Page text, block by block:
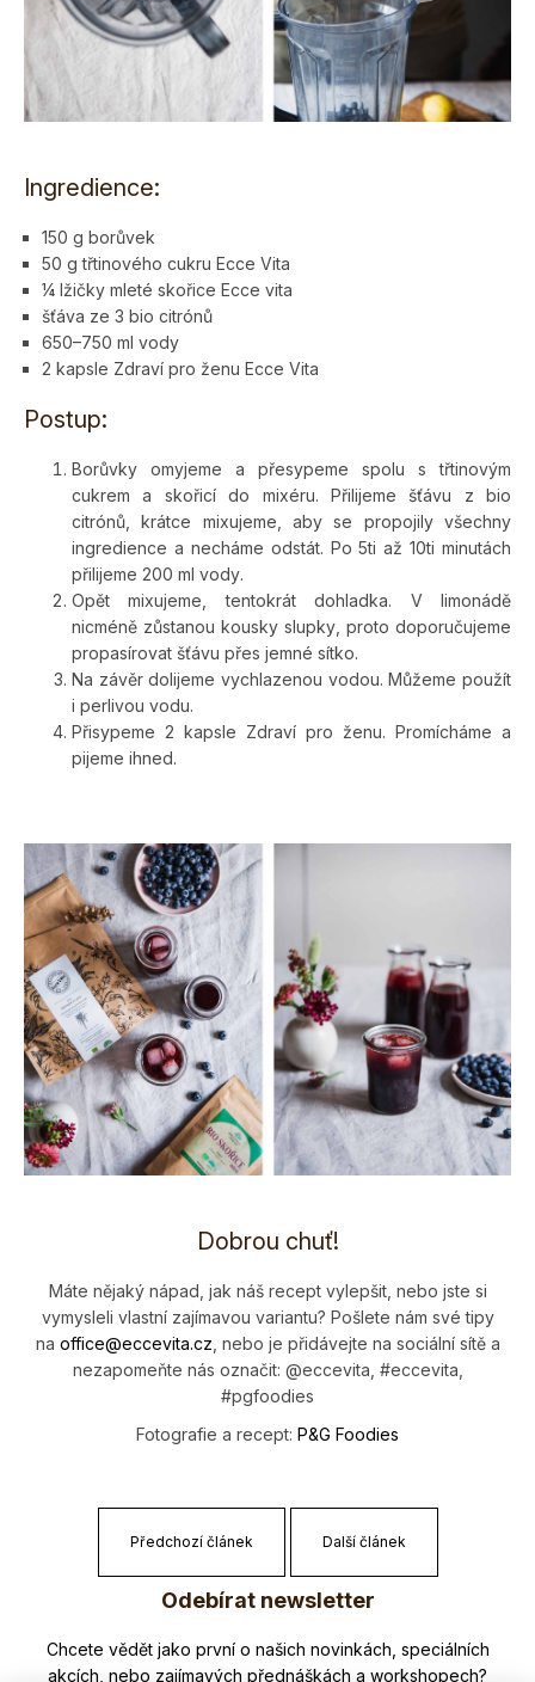
Ingredience:
150 g borůvek
50 g třtinového cukru Ecce Vita
¼ lžičky mleté skořice Ecce vita
šťáva ze 3 bio citrónů
650–750 ml vody
2 kapsle Zdraví pro ženu Ecce Vita
Postup:
Borůvky omyjeme a přesypeme spolu s třtinovým
cukrem a skořicí do mixéru. Přilijeme šťávu z bio
citrónů, krátce mixujeme, aby se propojily všechny
ingredience a necháme odstát. Po 5ti až 10ti minutách
přilijeme 200 ml vody.
Opět mixujeme, tentokrát dohladka. V limonádě
nicméně zůstanou kousky slupky, proto doporučujeme
propasírovat šťávu přes jemné sítko.
Na závěr dolijeme vychlazenou vodou. Můžeme použít
i perlivou vodu.
Přisypeme 2 kapsle Zdraví pro ženu. Promícháme a
pijeme ihned.
Dobrou chuť!
Máte nějaký nápad, jak náš recept vylepšit, nebo jste si
vymysleli vlastní zajímavou variantu? Pošlete nám své tipy
na office@eccevi­ta.cz , nebo je přidávejte na sociální sítě a
nezapomeňte nás označit: @eccevita, #eccevita,
#pgfoodies
Fotografie a recept: P&G Foodies
Předchozí článek Další článek
Odebírat newsletter
Nezmeškejte žádné novinky či slevy!